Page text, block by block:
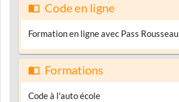
Code en ligne
Formation en ligne avec Pass Rousseau
Formations
Code à l'auto école